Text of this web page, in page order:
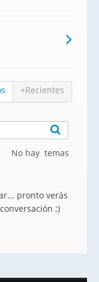
y trasteros
+Recientes
No hay temas
pronto verás
;)